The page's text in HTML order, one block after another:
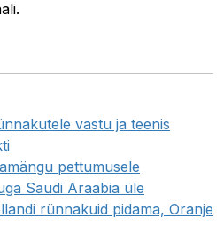
vastu ja teenis
pettumusele
Saudi Araabia üle
rünnakuid pidama, Oranje